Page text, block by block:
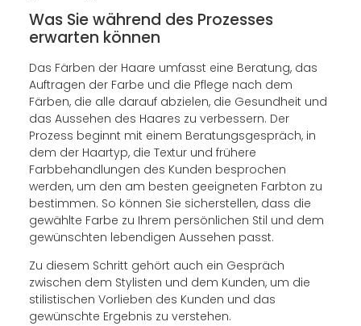
Was Sie während des Prozesses
erwarten können
Das Färben der Haare umfasst eine Beratung, das
Auftragen der Farbe und die Pflege nach dem
Färben, die alle darauf abzielen, die Gesundheit und
das Aussehen des Haares zu verbessern. Der
Prozess beginnt mit einem Beratungsgespräch, in
dem der Haartyp, die Textur und frühere
Farbbehandlungen des Kunden besprochen
werden, um den am besten geeigneten Farbton zu
bestimmen. So können Sie sicherstellen, dass die
gewählte Farbe zu Ihrem persönlichen Stil und dem
gewünschten lebendigen Aussehen passt.
Zu diesem Schritt gehört auch ein Gespräch
zwischen dem Stylisten und dem Kunden, um die
stilistischen Vorlieben des Kunden und das
gewünschte Ergebnis zu verstehen.